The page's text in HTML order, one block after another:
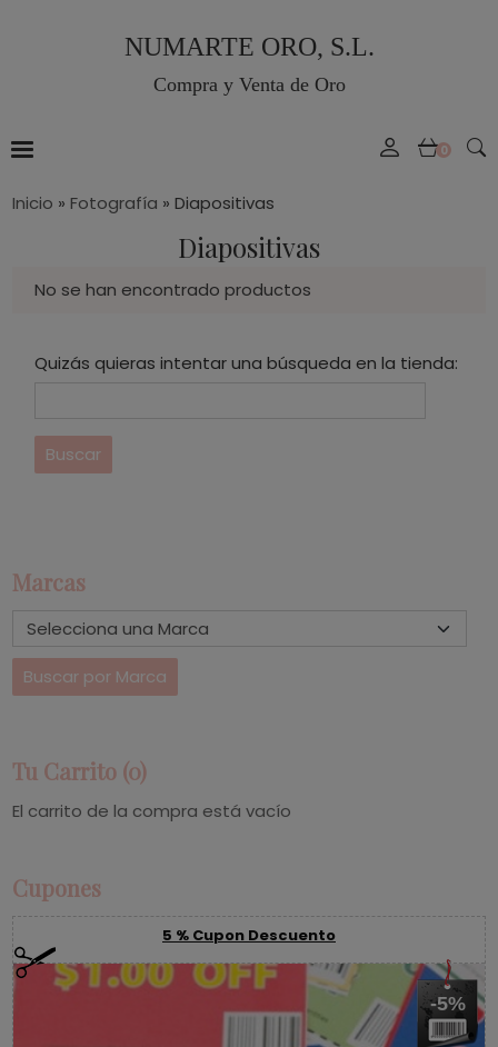
NUMARTE ORO, S.L.
Compra y Venta de Oro
0
Marcas
Tu Carrito (0)
El carrito de la compra está vacío
Cupones
5 % Cupon Descuento
-5%
Inicio » Fotografía » Diapositivas
Diapositivas
No se han encontrado productos
Quizás quieras intentar una búsqueda en la tienda: